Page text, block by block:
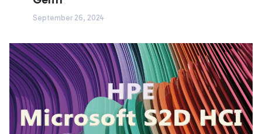
September 26, 2024